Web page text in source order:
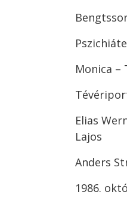
Monica –
Elias
Lajos
Anders
1986.